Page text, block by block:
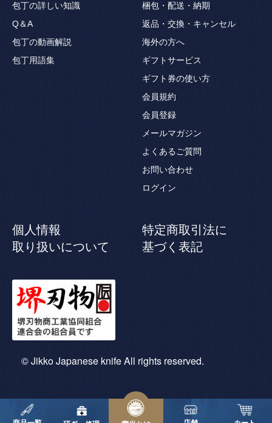
包丁の詳しい知識
Q＆A
包丁の動画解説
包丁用語集
梱包・配送・納期
返品・交換・キャンセル
海外の方へ
ギフトサービス
ギフト券の使い方
会員規約
会員登録
メールマガジン
よくあるご質問
お問い合わせ
ログイン
個人情報
取り扱いについて
特定商取引法に
基づく表記
© Jikko Japanese knife All rights reserved.